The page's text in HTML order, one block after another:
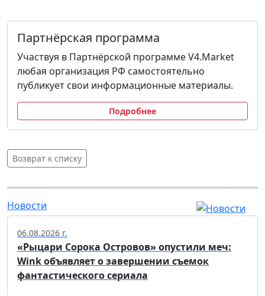
Партнёрская программа
Участвуя в Партнёрской программе V4.Market
любая организация РФ самостоятельно
публикует свои информационные материалы.
Подробнее
Возврат к списку
Новости
06.08.2026 г.
«Рыцари Сорока Островов» опустили меч:
Wink объявляет о завершении съемок
фантастического сериала